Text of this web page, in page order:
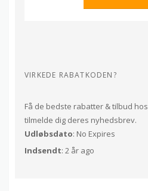
VIRKEDE RABATKODEN?
Få de bedste rabatter & tilbud
tilmelde dig deres nyhedsbrev.
Udløbsdato: No Expires
Indsendt: 2 år ago